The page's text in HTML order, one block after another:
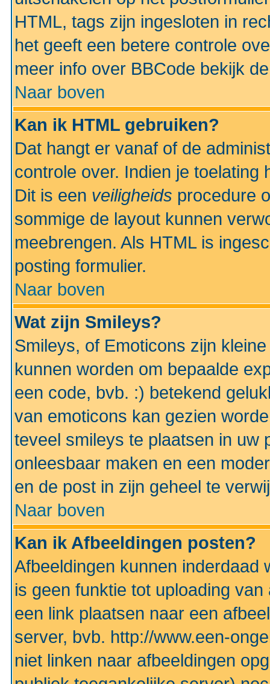
HTML, tags zijn ingesloten in
het geeft een betere controle
meer info over BBCode bekijk
Naar boven
Kan ik HTML gebruiken?
Dat hangt er vanaf of de
controle over. Indien je
Dit is een veiligheids procedure
sommige de layout kunnen
meebrengen. Als HTML is
posting formulier.
Naar boven
Wat zijn Smileys?
Smileys, of Emoticons zijn
kunnen worden om bepaalde
een code, bvb. :) betekend
van emoticons kan gezien
teveel smileys te plaatsen in uw
onleesbaar maken en een
en de post in zijn geheel te
Naar boven
Kan ik Afbeeldingen posten?
Afbeeldingen kunnen inderdaad
is geen funktie tot uploading
een link plaatsen naar een
server, bvb. http://www.een-
niet linken naar afbeeldingen